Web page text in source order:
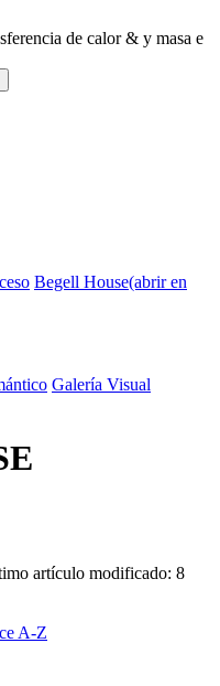
de calor & y masa e
Begell House(abrir en
Galería Visual
artículo modificado: 8
A-Z